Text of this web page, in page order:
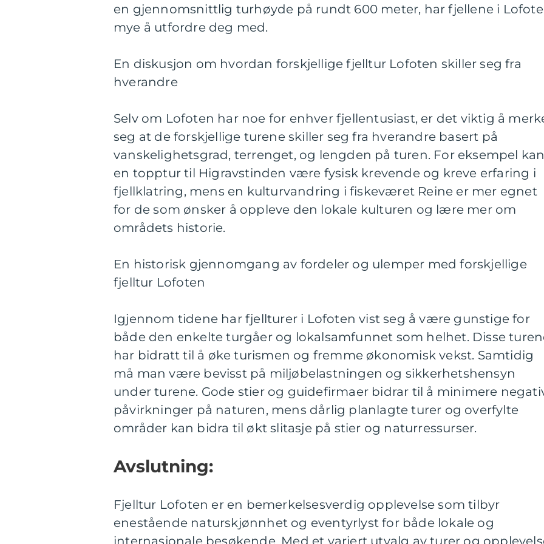
en gjennomsnittlig turhøyde på rundt 600 meter, har fjellene i
mye å utfordre deg med.
En diskusjon om hvordan forskjellige fjelltur Lofoten skiller seg fra
hverandre
Selv om Lofoten har noe for enhver fjellentusiast, er det viktig å
seg at de forskjellige turene skiller seg fra hverandre basert på
vanskelighetsgrad, terrenget, og lengden på turen. For eksempel kan
en topptur til Higravstinden være fysisk krevende og kreve erfaring i
fjellklatring, mens en kulturvandring i fiskeværet Reine er mer egnet
for de som ønsker å oppleve den lokale kulturen og lære mer om
områdets historie.
En historisk gjennomgang av fordeler og ulemper med forskjellige
fjelltur Lofoten
Igjennom tidene har fjellturer i Lofoten vist seg å være gunstige for
både den enkelte turgåer og lokalsamfunnet som helhet. Disse
har bidratt til å øke turismen og fremme økonomisk vekst. Samtidig
må man være bevisst på miljøbelastningen og sikkerhetshensyn
under turene. Gode stier og guidefirmaer bidrar til å minimere
påvirkninger på naturen, mens dårlig planlagte turer og overfylte
områder kan bidra til økt slitasje på stier og naturressurser.
Avslutning:
Fjelltur Lofoten er en bemerkelsesverdig opplevelse som tilbyr
enestående naturskjønnhet og eventyrlyst for både lokale og
internasjonale besøkende. Med et variert utvalg av turer og